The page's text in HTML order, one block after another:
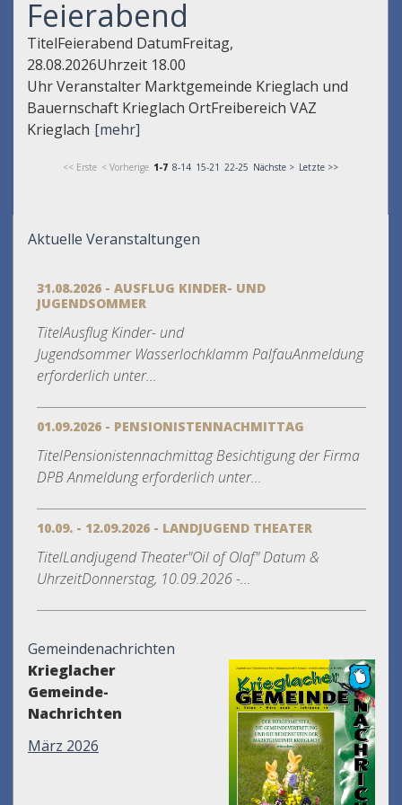
Feierabend
TitelFeierabend DatumFreitag,
28.08.2026Uhrzeit 18.00
Uhr Veranstalter Marktgemeinde Krieglach und
Bauernschaft Krieglach OrtFreibereich VAZ
Krieglach [mehr]
<< Erste < Vorherige 1-7 8-14 15-21 22-25 Nächste > Letzte >>
Aktuelle Veranstaltungen
31.08.2026 - AUSFLUG KINDER- UND
JUGENDSOMMER
TitelAusflug Kinder- und
Jugendsommer Wasserlochklamm PalfauAnmeldung
erforderlich unter...
01.09.2026 - PENSIONISTENNACHMITTAG
TitelPensionistennachmittag Besichtigung der Firma
DPB Anmeldung erforderlich unter...
10.09. - 12.09.2026 - LANDJUGEND THEATER
TitelLandjugend Theater"Oil of Olaf" Datum &
UhrzeitDonnerstag, 10.09.2026 -...
Gemeindenachrichten
Krieglacher
Gemeinde-
Nachrichten
März 2026